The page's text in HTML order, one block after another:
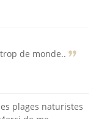
de monde..
plages naturistes